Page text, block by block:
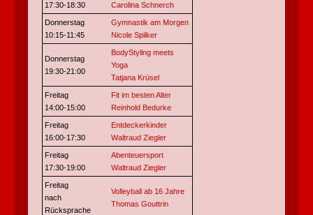
17:30-18:30
Carolina Schnerch
Donnerstag
10:15-11:45
Gymnastik am Morgen
Nicole Spilker
Donnerstag
19:30-21:00
BodyStyling meets
Yoga
Tatjana Krüsel
Freitag
14:00-15:00
Fit im besten Alter
Reinhold Bedurke
Freitag
16:00-17:30
Entdeckerkinder
Waltraud Ziegler
Freitag
17:30-19:00
Abenteuersport
Waltraud Ziegler
Freitag
nach
Rücksprache
Volleyball ab 16 Jahre
Thomas Gouttrin